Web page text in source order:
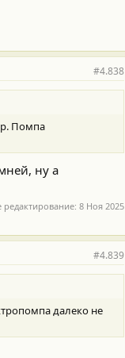
#4.838
Помпа
ну а
редактирование: 8 Ноя 2025
#4.839
далеко не